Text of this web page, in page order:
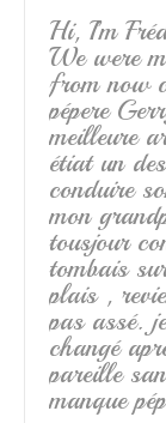
Hi, I’m
We were
from now
pépere
meilleure
étiat un
conduire
mon
tousjour
tombais
plais ,
pas assé.
changé
pareille
manque